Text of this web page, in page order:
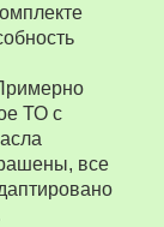
ТО с
все